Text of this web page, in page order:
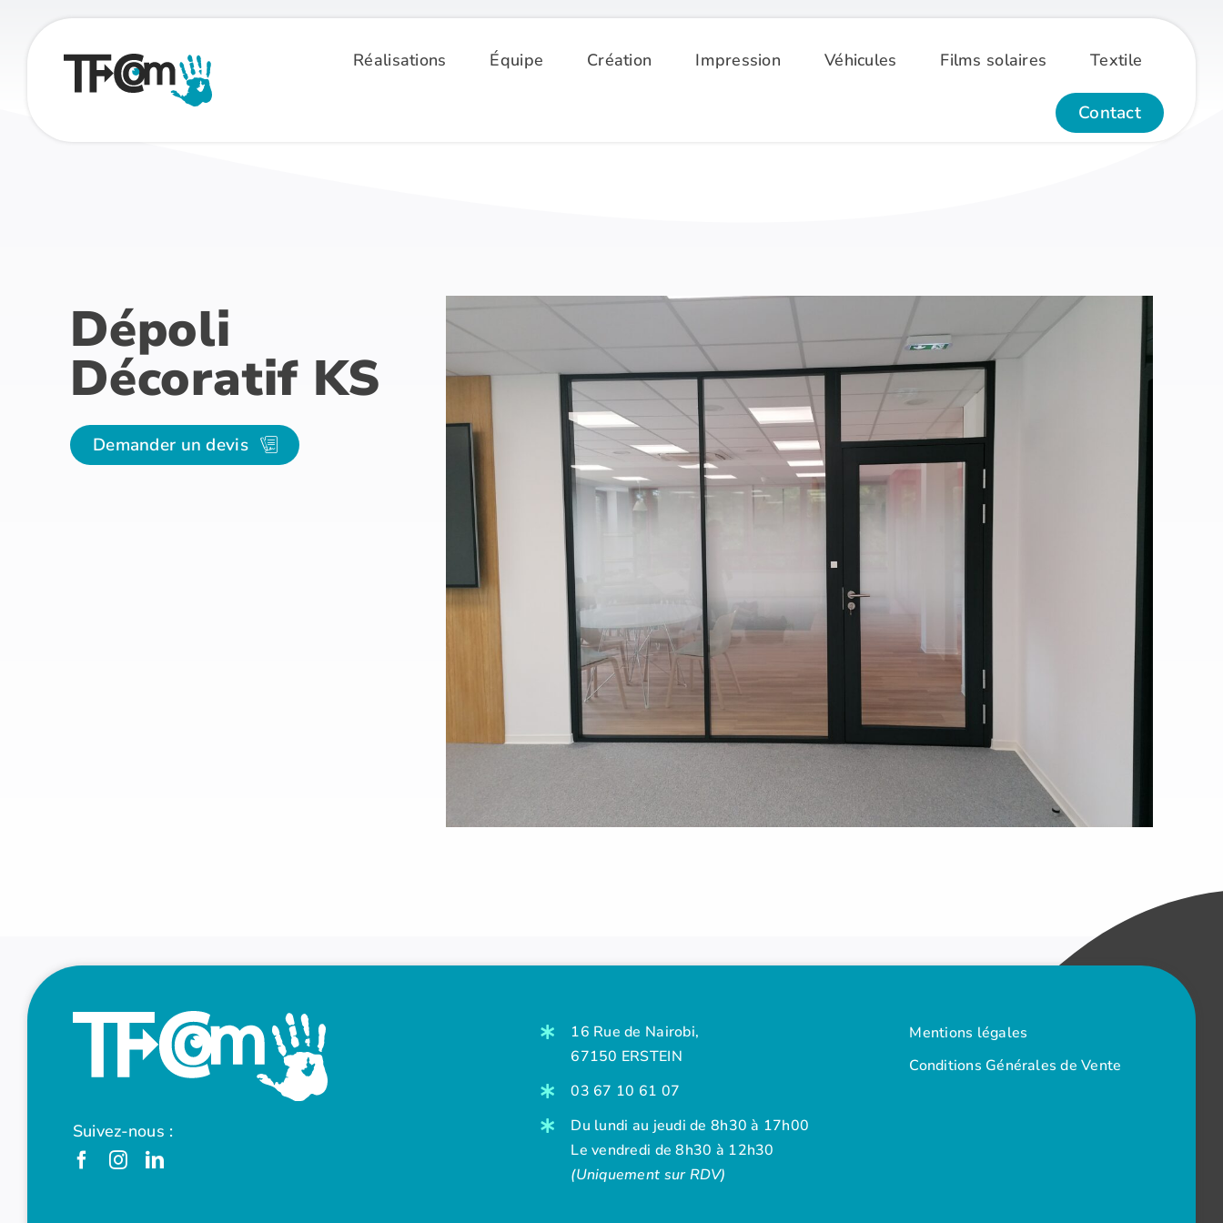
Réalisations Équipe Création Impression Véhicules Films solaires Textile
Contact
Dépoli
Décoratif KS
Demander un devis
Suivez-nous :
16 Rue de Nairobi,
67150 ERSTEIN
03 67 10 61 07
Du lundi au jeudi de 8h30 à 17h00
Le vendredi de 8h30 à 12h30
(Uniquement sur RDV)
Mentions légales
Conditions Générales de Vente